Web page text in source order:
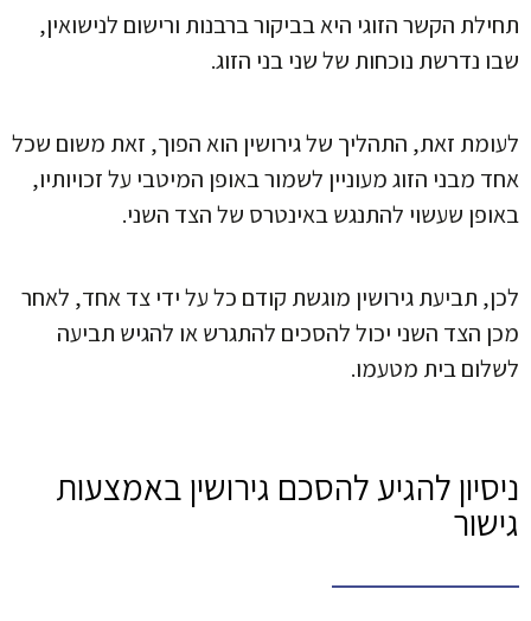
תחילת הקשר הזוגי היא בביקור ברבנות ורישום לנישואין,
שבו נדרשת נוכחות של שני בני הזוג.
לעומת זאת, התהליך של גירושין הוא הפוך, זאת משום שכל
אחד מבני הזוג מעוניין לשמור באופן המיטבי על זכויותיו,
באופן שעשוי להתנגש באינטרס של הצד השני.
לכן, תביעת גירושין מוגשת קודם כל על ידי צד אחד, לאחר
מכן הצד השני יכול להסכים להתגרש או להגיש תביעה
לשלום בית מטעמו.
ניסיון להגיע להסכם גירושין באמצעות
גישור